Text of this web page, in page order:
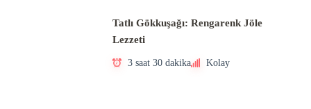
Tatlı Gökkuşağı: Rengarenk Jöle
Lezzeti
3 saat 30 dakika Kolay